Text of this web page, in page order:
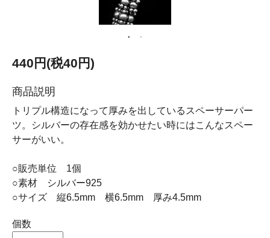
440円(税40円)
商品説明
トリプル構造になって厚みを出しているスペーサーパー
ツ。シルバーの存在感を効かせたい時にはこんなスペー
サーがいい。
○販売単位 1個
○素材 シルバー925
○サイズ 縦6.5mm 横6.5mm 厚み4.5mm
個数